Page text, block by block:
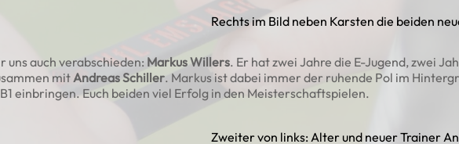
Rechts im Bild neben Karsten die beiden
uns auch verabschieden: Markus Willers. Er hat zwei Jahre die E-Jugend, zwei
mitAndreas Schiller. Markus ist dabei immer der ruhende Pol im
einbringen. Euch beiden viel Erfolg in den Meisterschaftspielen.
Zweiter von links: Alter und neuer Trainer